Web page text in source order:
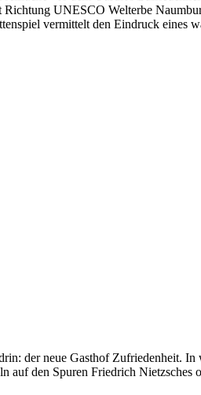
der neue Gasthof Zufriedenheit.
auf den Spuren Friedrich